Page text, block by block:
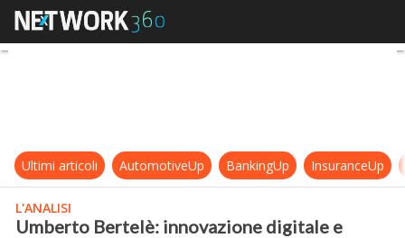
Umberto Bertelè: innovazione
Ultimi articoli AutomotiveUp BankingUp InsuranceUp
L'ANALISI
Umberto Bertelè: innovazione digitale e